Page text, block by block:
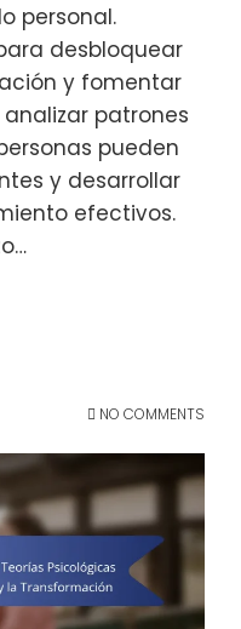
personal.
desbloquear
y fomentar
patrones
pueden
y desarrollar
efectivos.
NO COMMENTS